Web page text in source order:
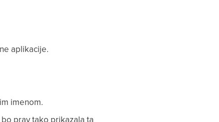
aplikacije.
imenom.
prav tako prikazala ta